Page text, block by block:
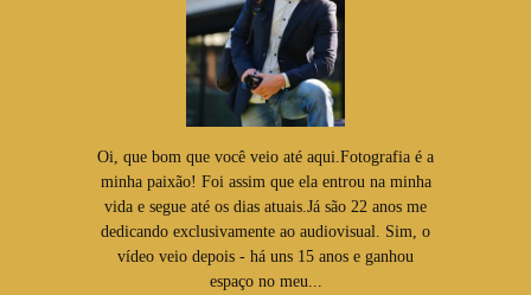
Oi, que bom que você veio até aqui.Fotografia é a
minha paixão! Foi assim que ela entrou na minha
vida e segue até os dias atuais.Já são 22 anos me
dedicando exclusivamente ao audiovisual. Sim, o
vídeo veio depois - há uns 15 anos e ganhou
espaço no meu...